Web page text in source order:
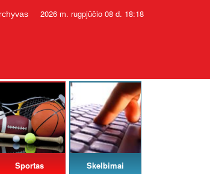
2026 m. rugpjūčio 08 d. 18:18
Sportas Skelbimai